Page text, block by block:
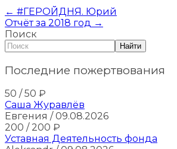
← #ГЕРОЙДНЯ. Юрий
Отчёт за 2018 год →
Поиск
Найти
Последние пожертвования
50 / 50 ₽
Саша Журавлёв
Евгения / 09.08.2026
200 / 200 ₽
Уставная Деятельность фонда